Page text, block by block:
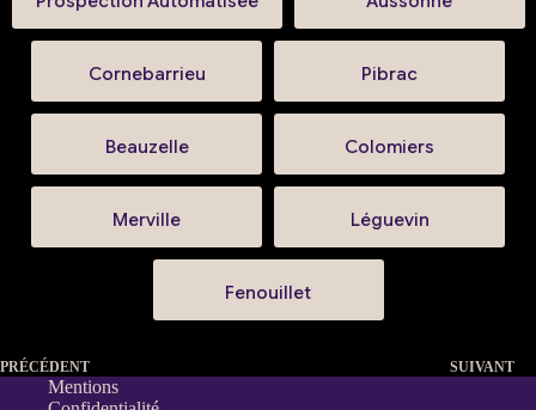
Cornebarrieu Pibrac
Beauzelle Colomiers
Merville Léguevin
Fenouillet
PRÉCÉDENT SUIVANT
Mentions